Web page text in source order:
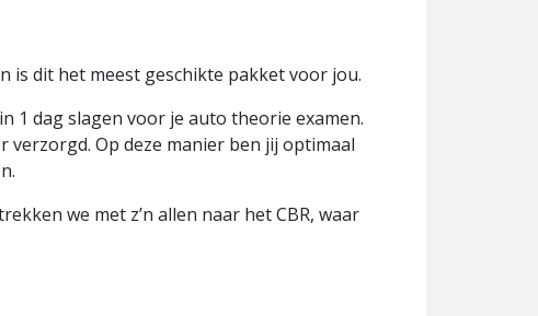
is dit het meest geschikte pakket voor jou.
1 dag slagen voor je auto theorie examen.
Op deze manier ben jij optimaal
we met z’n allen naar het CBR, waar